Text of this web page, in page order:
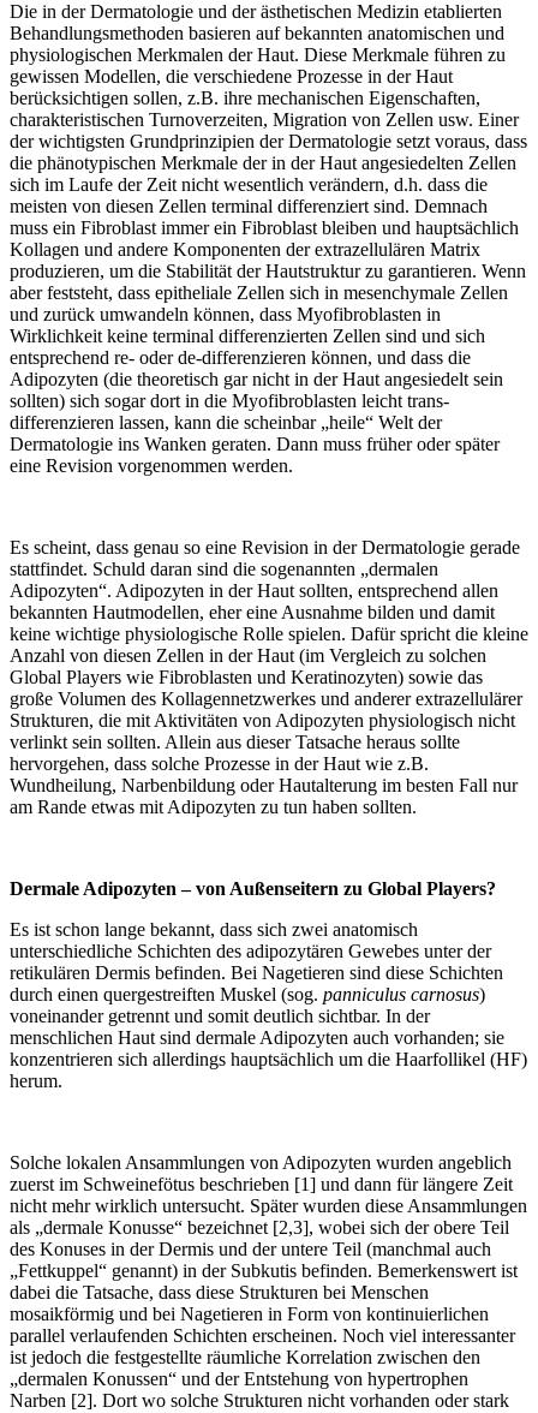
Die in der Dermatologie und der ästhetischen Medizin etablierten
Behandlungsmethoden basieren auf bekannten anatomischen und
physiologischen Merkmalen der Haut. Diese Merkmale führen zu
gewissen Modellen, die verschiedene Prozesse in der Haut
berücksichtigen sollen, z.B. ihre mechanischen Eigenschaften,
charakteristischen Turnoverzeiten, Migration von Zellen usw. Einer
der wichtigsten Grundprinzipien der Dermatologie setzt voraus, dass
die phänotypischen Merkmale der in der Haut angesiedelten Zellen
sich im Laufe der Zeit nicht wesentlich verändern, d.h. dass die
meisten von diesen Zellen terminal differenziert sind. Demnach
muss ein Fibroblast immer ein Fibroblast bleiben und hauptsächlich
Kollagen und andere Komponenten der extrazellulären Matrix
produzieren, um die Stabilität der Hautstruktur zu garantieren. Wenn
aber feststeht, dass epitheliale Zellen sich in mesenchymale Zellen
und zurück umwandeln können, dass Myofibroblasten in
Wirklichkeit keine terminal differenzierten Zellen sind und sich
entsprechend re- oder de-differenzieren können, und dass die
Adipozyten (die theoretisch gar nicht in der Haut angesiedelt sein
sollten) sich sogar dort in die Myofibroblasten leicht trans-
differenzieren lassen, kann die scheinbar „heile“ Welt der
Dermatologie ins Wanken geraten. Dann muss früher oder später
eine Revision vorgenommen werden.
Es scheint, dass genau so eine Revision in der Dermatologie gerade
stattfindet. Schuld daran sind die sogenannten „dermalen
Adipozyten“. Adipozyten in der Haut sollten, entsprechend allen
bekannten Hautmodellen, eher eine Ausnahme bilden und damit
keine wichtige physiologische Rolle spielen. Dafür spricht die kleine
Anzahl von diesen Zellen in der Haut (im Vergleich zu solchen
Global Players wie Fibroblasten und Keratinozyten) sowie das
große Volumen des Kollagennetzwerkes und anderer extrazellulärer
Strukturen, die mit Aktivitäten von Adipozyten physiologisch nicht
verlinkt sein sollten. Allein aus dieser Tatsache heraus sollte
hervorgehen, dass solche Prozesse in der Haut wie z.B.
Wundheilung, Narbenbildung oder Hautalterung im besten Fall nur
am Rande etwas mit Adipozyten zu tun haben sollten.
Dermale Adipozyten – von Außenseitern zu Global Players?
Es ist schon lange bekannt, dass sich zwei anatomisch
unterschiedliche Schichten des adipozytären Gewebes unter der
retikulären Dermis befinden. Bei Nagetieren sind diese Schichten
durch einen quergestreiften Muskel (sog. panniculus carnosus)
voneinander getrennt und somit deutlich sichtbar. In der
menschlichen Haut sind dermale Adipozyten auch vorhanden; sie
konzentrieren sich allerdings hauptsächlich um die Haarfollikel (HF)
herum.
Solche lokalen Ansammlungen von Adipozyten wurden angeblich
zuerst im Schweinefötus beschrieben [1] und dann für längere Zeit
nicht mehr wirklich untersucht. Später wurden diese Ansammlungen
als „dermale Konusse“ bezeichnet [2,3], wobei sich der obere Teil
des Konuses in der Dermis und der untere Teil (manchmal auch
„Fettkuppel“ genannt) in der Subkutis befinden. Bemerkenswert ist
dabei die Tatsache, dass diese Strukturen bei Menschen
mosaikförmig und bei Nagetieren in Form von kontinuierlichen
parallel verlaufenden Schichten erscheinen. Noch viel interessanter
ist jedoch die festgestellte räumliche Korrelation zwischen den
„dermalen Konussen“ und der Entstehung von hypertrophen
Narben [2]. Dort wo solche Strukturen nicht vorhanden oder stark